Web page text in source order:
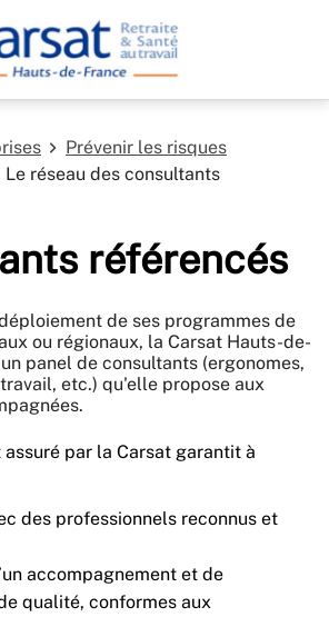
Prévenir les risques
Le réseau des consultants
référencés
de ses programmes de
ou régionaux, la Carsat Hauts-de-
panel de consultants (ergonomes,
etc.) qu'elle propose aux
par la Carsat garantit à
des professionnels reconnus et
accompagnement et de
qualité, conformes aux